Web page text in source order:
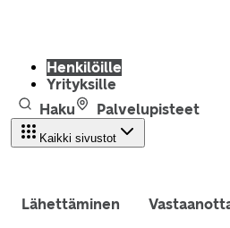
Henkilöille
Yrityksille
Haku
Palvelupisteet
Kaikki sivustot
Lähettäminen